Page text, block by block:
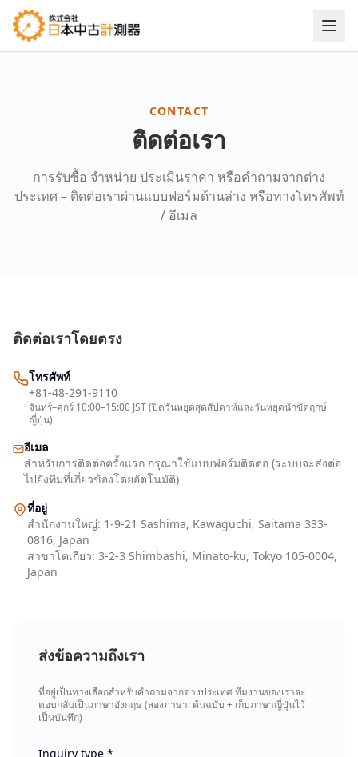
CONTACT
ติดต่อเรา
การรับซื้อ จำหน่าย ประเมินราคา หรือคำถามจากต่าง
ประเทศ – ติดต่อเราผ่านแบบฟอร์มด้านล่าง หรือทางโทรศัพท์
/ อีเมล
ติดต่อเราโดยตรง
โทรศัพท์
+81-48-291-9110
จันทร์–ศุกร์ 10:00–15:00 JST (ปิดวันหยุดสุดสัปดาห์และวันหยุดนักขัตฤกษ์
ญี่ปุ่น)
อีเมล
สำหรับการติดต่อครั้งแรก กรุณาใช้แบบฟอร์มติดต่อ (ระบบจะส่งต่อ
ไปยังทีมที่เกี่ยวข้องโดยอัตโนมัติ)
ที่อยู่
สำนักงานใหญ่: 1-9-21 Sashima, Kawaguchi, Saitama 333-
0816, Japan
สาขาโตเกียว: 3-2-3 Shimbashi, Minato-ku, Tokyo 105-0004,
Japan
ส่งข้อความถึงเรา
ที่อยู่เป็นทางเลือกสำหรับคำถามจากต่างประเทศ ทีมงานของเราจะ
ตอบกลับเป็นภาษาอังกฤษ (สองภาษา: ต้นฉบับ + เก็บภาษาญี่ปุ่นไว้
เป็นบันทึก)
Inquiry type *